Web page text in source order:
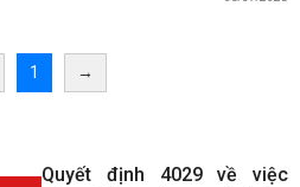
1 →
Quyết định 4029 về việc